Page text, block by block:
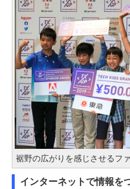
裾野の広がりを感じさせるフ
インターネットで情報を